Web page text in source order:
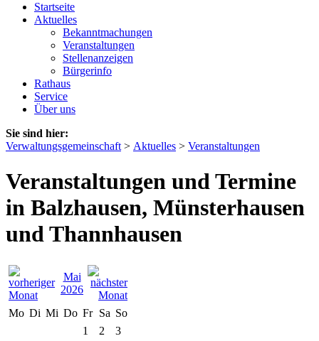
Startseite
Aktuelles
Bekanntmachungen
Veranstaltungen
Stellenanzeigen
Bürgerinfo
Rathaus
Service
Über uns
Sie sind hier:
Verwaltungsgemeinschaft > Aktuelles > Veranstaltungen
Veranstaltungen und Termine
in Balzhausen, Münsterhausen
und Thannhausen
Mai
2026
Mo Di Mi Do Fr Sa So
1
2
3